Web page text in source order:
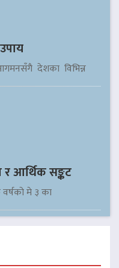
देशका विभिन्न
र आर्थिक सङ्कट
मे ३ का